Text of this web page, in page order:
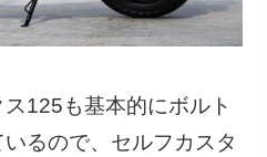
125も基本的にボルト
るので、セルフカスタ